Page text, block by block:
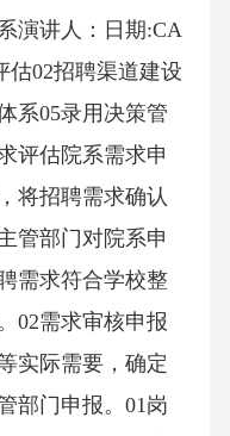
演讲人：日期:CA
估02招聘渠道建设
系05录用决策管
评估院系需求申
将招聘需求确认
管部门对院系申
需求符合学校整
02需求审核申报
实际需要，确定
部门申报。01岗